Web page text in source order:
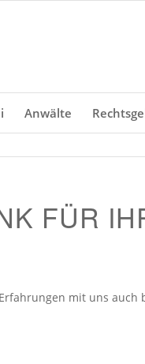
Anwälte
FÜR
mit uns auch